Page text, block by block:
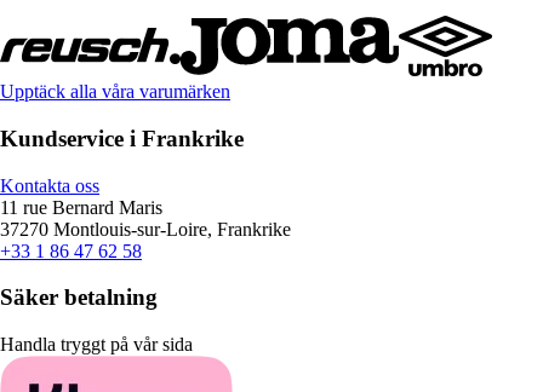
Upptäck alla våra varumärken
Kundservice i Frankrike
Kontakta oss
11 rue Bernard Maris
37270 Montlouis-sur-Loire, Frankrike
+33 1 86 47 62 58
Säker betalning
Handla tryggt på vår sida